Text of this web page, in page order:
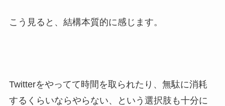
こう見ると、結構本質的に感じます。
Twitterをやってて時間を取られたり、無駄に消耗
するくらいならやらない、という選択肢も十分に